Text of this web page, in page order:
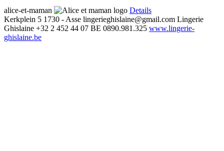
alice-et-maman
Details
Kerkplein 5 1730 - Asse lingerieghislaine@gmail.com Lingerie
Ghislaine +32 2 452 44 07 BE 0890.981.325 www.lingerie-
ghislaine.be